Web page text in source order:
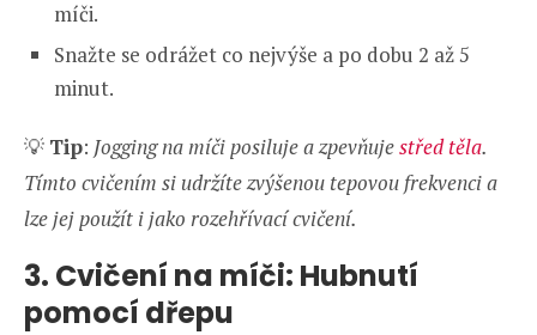
míči.
Snažte se odrážet co nejvýše a po dobu 2 až 5
minut.
💡 Tip: Jogging na míči posiluje a zpevňujestřed těla.
Tímto cvičením si udržíte zvýšenou tepovou frekvenci a
lze jej použít i jako rozehřívací cvičení.
3. Cvičení na míči: Hubnutí
pomocí dřepu